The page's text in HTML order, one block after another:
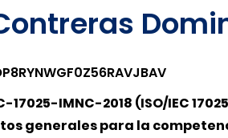
17025-IMNC-2018 (ISO/IEC
generales para la